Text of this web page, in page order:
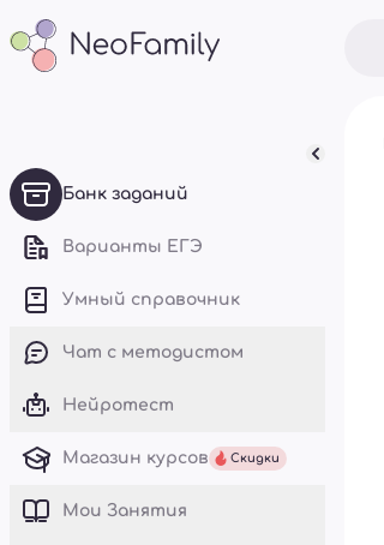
Банк заданий
Варианты ЕГЭ
Умный справочник
Чат с методистом
Нейротест
Магазин курсов Скидки
Mои Занятия